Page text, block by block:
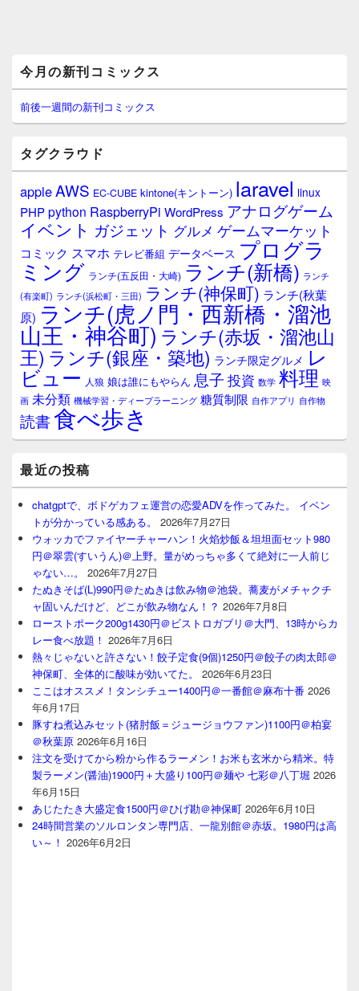
イ
ン
サ
イ
ウ
ィ
ジ
ェ
ア
今月の新刊コミックス
前後一週間の新刊コミックス
タグクラウド
appleAWS EC-CUBE kintone(キントーン) laravel linux
PHPpython RaspberryPi WordPress アナログゲーム
イベント ガジェット グルメ ゲームマーケット
コミック スマホ テレビ番組 データベース プログラ
ミング ランチ(五反田・大崎) ランチ(新橋) ランチ
(有楽町) ランチ(浜松町・三田) ランチ(神保町) ランチ(秋葉
原) ランチ(虎ノ門・西新橋・溜池
山王・神谷町) ランチ(赤坂・溜池山
王) ランチ(銀座・築地) ランチ限定グルメ レ
ビュー 人狼 娘は誰にもやらん 息子 投資 数学 料理 映
画 未分類 機械学習・ディープラーニング 糖質制限 自作アプリ 自作物
読書食べ歩き
最近の投稿
chatgptで、ボドゲカフェ運営の恋愛ADVを作ってみた。 イベン
トが分かっている感ある。
2026年7月27日
ウォッカでファイヤーチャーハン！火焰炒飯＆坦坦面セット980
円＠翠雲(すいうん)＠上野。量がめっちゃ多くて絶対に一人前じ
ゃない…。
2026年7月27日
たぬきそば(L)990円＠たぬきは飲み物＠池袋。蕎麦がメチャクチ
ャ固いんだけど、どこが飲み物なん！？ 2026年7月8日
ローストポーク200g1430円＠ビストロガブリ＠大門、13時からカ
レー食べ放題！ 2026年7月6日
熱々じゃないと許さない！餃子定食(9個)1250円＠餃子の肉太郎＠
神保町、全体的に酸味が効いてた。
2026年6月23日
ここはオススメ！タンシチュー1400円＠一番館＠麻布十番 2026
年6月17日
豚すね煮込みセット(猪肘飯＝ジュージョウファン)1100円＠柏宴
＠秋葉原 2026年6月16日
注文を受けてから粉から作るラーメン！お米も玄米から精米。特
製ラーメン(醤油)1900円＋大盛り100円＠麺や 七彩＠八丁堀 2026
年6月15日
あじたたき大盛定食1500円＠ひげ勘＠神保町 2026年6月10日
24時間営業のソルロンタン専門店、一龍別館＠赤坂。1980円は高
い～！ 2026年6月2日